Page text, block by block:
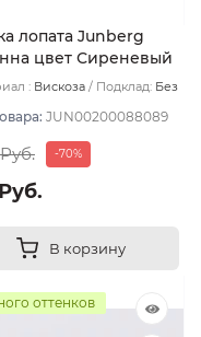
лопата Junberg
цвет Сиреневый
: Вискоза Подклад: Без
JUN00200088089
-70%
В корзину
оттенков